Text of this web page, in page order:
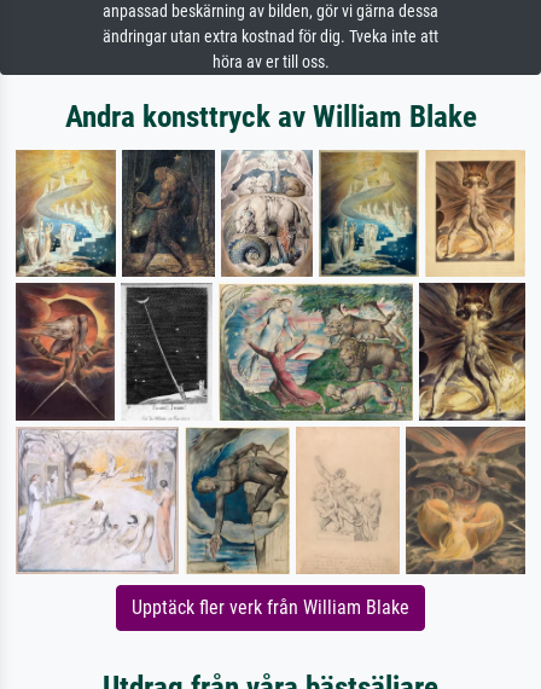
anpassad beskärning av bilden, gör vi gärna dessa
ändringar utan extra kostnad för dig. Tveka inte att
höra av er till oss.
Andra konsttryck av William Blake
Upptäck fler verk från William Blake